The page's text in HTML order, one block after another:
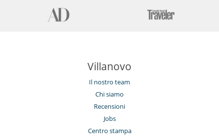
Villanovo
Il nostro team
Chi siamo
Recensioni
Jobs
Centro stampa